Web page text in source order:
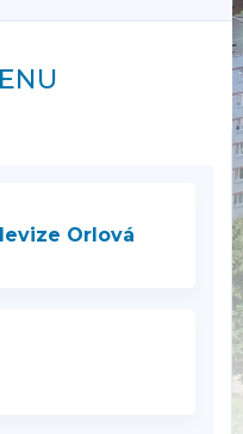
Orlová